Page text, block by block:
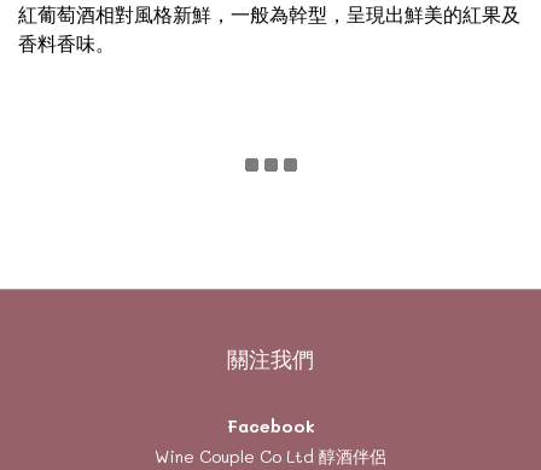
紅葡萄酒相對風格新鮮，一般為幹型，呈現出鮮美的紅果及
香料香味。
關注我們
Facebook
Wine Couple Co Ltd 醇酒伴侶